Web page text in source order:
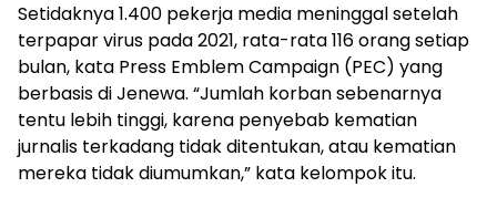
Setidaknya 1.400 pekerja media meninggal setelah
terpapar virus pada 2021, rata-rata 116 orang setiap
bulan, kata Press Emblem Campaign (PEC) yang
berbasis di Jenewa. “Jumlah korban sebenarnya
tentu lebih tinggi, karena penyebab kematian
jurnalis terkadang tidak ditentukan, atau kematian
mereka tidak diumumkan,” kata kelompok itu.